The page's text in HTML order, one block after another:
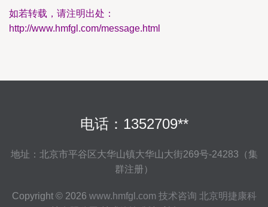
如若转载，请注明出处：
http://www.hmfgl.com/message.html
电话：1352709**
地址：北京市平谷区大华山镇大华山大街269号-24283（集
群注册）
Copyright © 2026 www.hmfgl.com 技术咨询 北京明捷康科